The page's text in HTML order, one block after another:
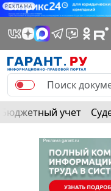
РЕКЛАМА
Бюджетный учет